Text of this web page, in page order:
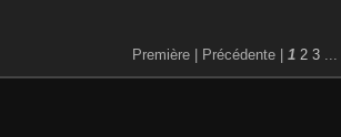
Première | Précédente | 1 2 3